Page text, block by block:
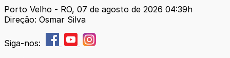
Porto Velho - RO, 07 de agosto de 2026 04:39h
Direção: Osmar Silva
Siga-nos: